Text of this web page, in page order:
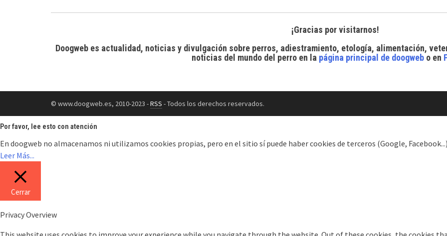
¡Gracias por visitarnos!
Doogweb es actualidad, noticias y divulgación sobre perros, adiestramiento, etología, alimentación,
noticias del mundo del perroen la página principal de doogwebo en
© www.doogweb.es, 2010-2023 -RSS - Todos los derechos reservados.
Por favor, lee esto con atención
En doogweb no almacenamos ni utilizamos cookies propias, pero en el sitio sí puede haber cookies de terceros (Google,
Leer Más...
Cerrar
Privacy Overview